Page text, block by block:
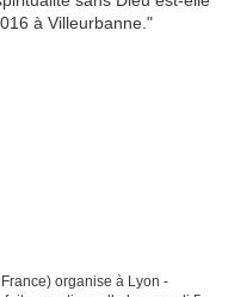
organise à Lyon -